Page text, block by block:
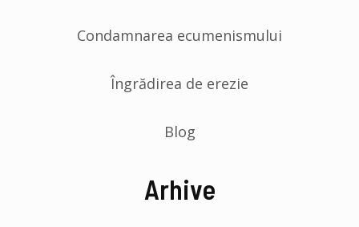
Condamnarea ecumenismului
Îngrădirea de erezie
Blog
Arhive